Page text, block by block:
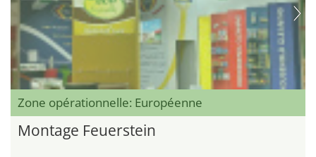
Zone opérationnelle: Européenne
Montage Feuerstein